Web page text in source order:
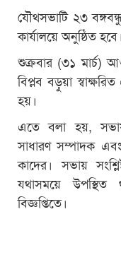
যৌথসভাটি ২৩
কার্যালয়ে অনুষ্ঠিত হবে।
শুক্রবার (৩১ মার্চ)
বিপ্লব বড়ুয়া
হয়।
এতে বলা হয়,
সাধারণ সম্পাদক
কাদের। সভায়
যথাসময়ে
বিজ্ঞপ্তিতে।